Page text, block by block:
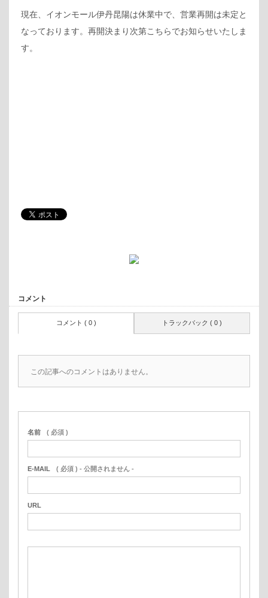
現在、イオンモール伊丹昆陽は休業中で、営業再開は未定と
なっております。再開決まり次第こちらでお知らせいたしま
す。
コメント
コメント ( 0 ) トラックバック ( 0 )
この記事へのコメントはありません。
名前 ( 必須 )
E-MAIL ( 必須 ) - 公開されません -
URL